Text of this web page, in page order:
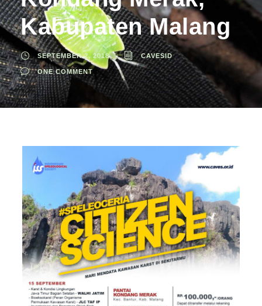
Kabupaten Malang
SEPTEMBER 2, 2018 CAVESID
ONE COMMENT